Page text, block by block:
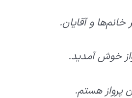
و آقایان.
خوش آمدید.
پرواز هستم.